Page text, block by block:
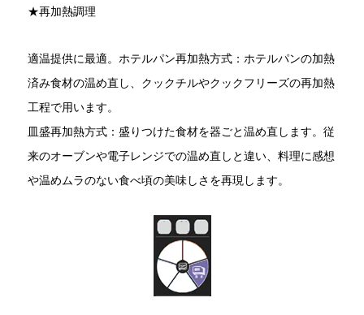
★再加熱調理
適温提供に最適。ホテルパン再加熱方式：ホテルパンの加熱
済み食材の温め直し、クックチルやクックフリーズの再加熱
工程で用います。
皿盛再加熱方式：盛りつけた食材を器ごと温め直します。従
来のオーブンや電子レンジでの温め直しと違い、料理に感想
や温めムラのない食べ頃の美味しさを再現します。